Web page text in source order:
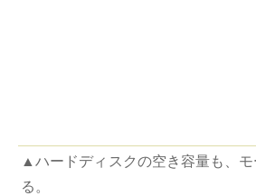
▲ハードディスクの空き容量も、
る。